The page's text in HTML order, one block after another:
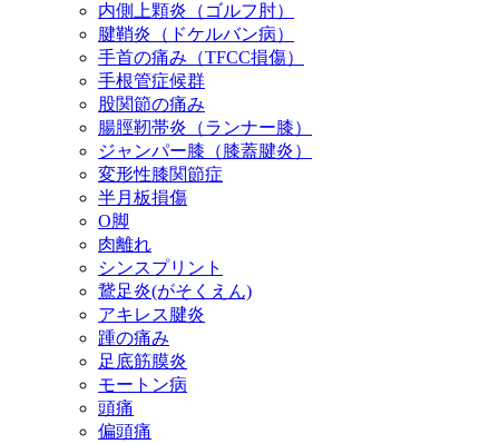
内側上顆炎（ゴルフ肘）
腱鞘炎（ドケルバン病）
手首の痛み（TFCC損傷）
手根管症候群
股関節の痛み
腸脛靭帯炎（ランナー膝）
ジャンパー膝（膝蓋腱炎）
変形性膝関節症
半月板損傷
O脚
肉離れ
シンスプリント
鵞足炎(がそくえん)
アキレス腱炎
踵の痛み
足底筋膜炎
モートン病
頭痛
偏頭痛